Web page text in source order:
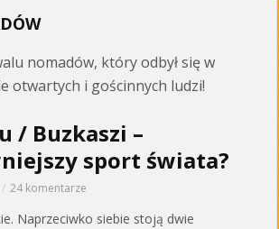
nomadów, który odbył się w
otwartych i gościnnych ludzi!
/ Buzkaszi –
sport świata?
24 komentarze
Naprzeciwko siebie stoją dwie